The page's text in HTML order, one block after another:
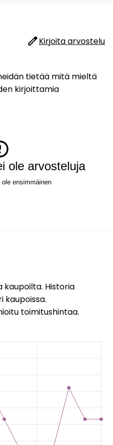
Kirjoita arvostelu
tietää mitä mieltä
kirjoittamia
ole arvosteluja
ensimmäinen
Historia
toimitushintaa.